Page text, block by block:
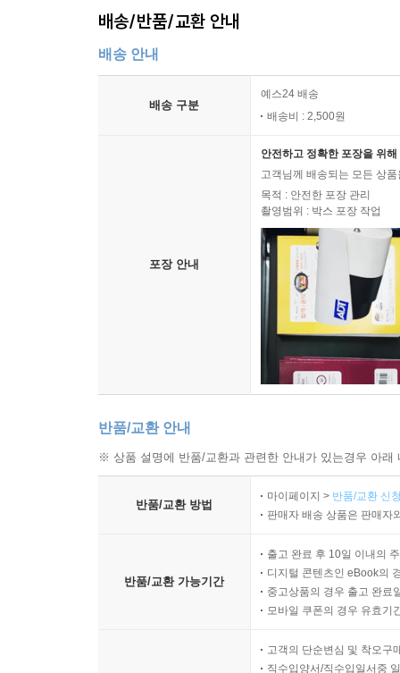
배송/반품/교환 안내
배송 안내
배송 구분
예스24 배송
배송비 : 2,500원
포장 안내
안전하고 정확한 포장을 위
고객님께 배송되는 모든 상
목적 : 안전한 포장 관리
촬영범위 : 박스 포장 작업
반품/교환 안내
※ 상품 설명에 반품/교환과 관련한 안내가 있는경우 아
반품/교환 방법
마이페이지 > 반품/교환 신
판매자 배송 상품은 판매자
반품/교환 가능기간
출고 완료 후 10일 이내의
디지털 콘텐츠인 eBook의
중고상품의 경우 출고 완료
모바일 쿠폰의 경우 유효기
고객의 단순변심 및 착오구
직수입양서/직수입일서중